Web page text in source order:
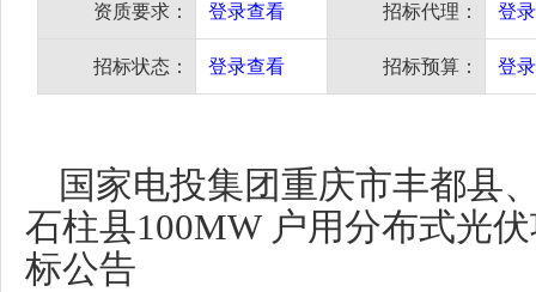
资质要求： 登录查看 招标代理： 登
招标状态： 登录查看 招标预算： 登
国家电投集团重庆市丰都县
石柱县100MW 户用分布式光
标公告